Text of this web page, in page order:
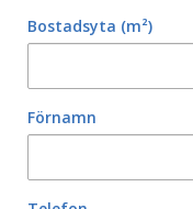
Bostadsyta (m²)
Förnamn